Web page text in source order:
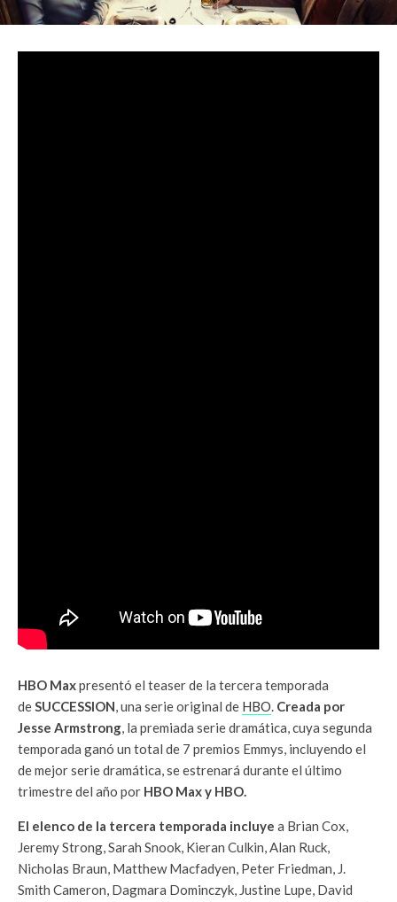
HBO Maxpresentó el teaser de la tercera temporada
deSUCCESSION, una serie original de HBO. Creada por
Jesse Armstrong, la premiada serie dramática, cuya segunda
temporada ganó un total de 7 premios Emmys, incluyendo el
de mejor serie dramática, se estrenará durante el último
trimestre del año por HBO Max y HBO.
El elenco de la tercera temporada incluye a Brian Cox,
Jeremy Strong, Sarah Snook, Kieran Culkin, Alan Ruck,
Nicholas Braun, Matthew Macfadyen, Peter Friedman, J.
Smith Cameron, Dagmara Dominczyk, Justine Lupe, David